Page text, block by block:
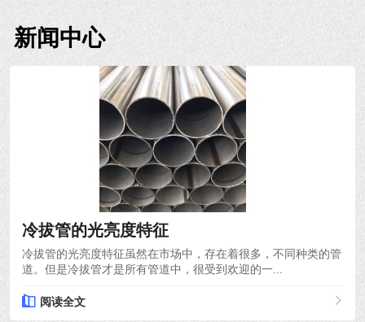
新闻中心
冷拔管的光亮度特征
冷拔管的光亮度特征虽然在市场中，存在着很多，不同种类的管
道。但是冷拔管才是所有管道中，很受到欢迎的一...
阅读全文